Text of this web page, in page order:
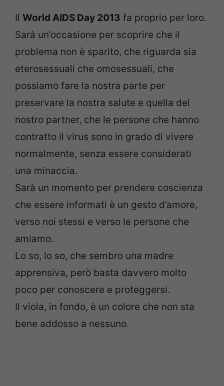
Il World AIDS Day 2013 fa proprio per loro.
Sarà un’occasione per scoprire che il
problema non è sparito, che riguarda sia
eterosessuali che omosessuali, che
possiamo fare la nostra parte per
preservare la nostra salute e quella del
nostro partner, che le persone che hanno
contratto il virus sono in grado di vivere
normalmente, senza essere considerati
una minaccia.
Sarà un momento per prendere coscienza
che essere informati è un gesto d’amore,
verso noi stessi e verso le persone che
amiamo.
Lo so, lo so, che sembro una madre
apprensiva, però basta davvero molto
poco per conoscere e proteggersi.
Il viola, in fondo, è un colore che non sta
bene addosso a nessuno.